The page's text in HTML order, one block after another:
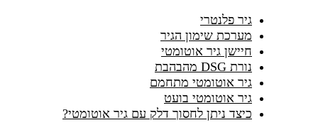
גיר פלנטרי
מערכת שימון הגיר
חיישן גיר אוטומטי
נורת DSG מהבהבת
גיר אוטומטי מתחמם
גיר אוטומטי בועט
כיצד ניתן לחסוך דלק עם גיר אוטומטי?